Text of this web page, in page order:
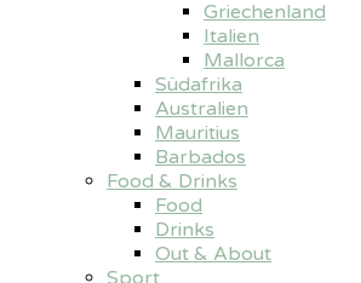
Griechenland
Italien
Mallorca
Südafrika
Australien
Mauritius
Barbados
Food & Drinks
Food
Drinks
Out & About
Sport